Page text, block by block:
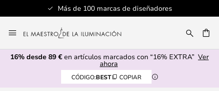
Más de 100 marcas de diseñadores
al
contenido
16% desde 89 € en artículos marcados con “16% EXTRA” Ver
ahora
CÓDIGO:BEST COPIAR